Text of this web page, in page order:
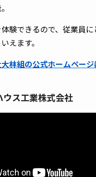
験できるので、従業員
えます。
林組の公式ホームページ
ス工業株式会社